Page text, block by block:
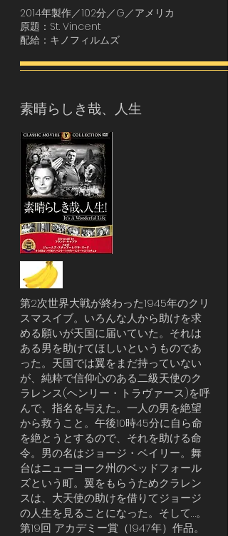
2014年製作／102分／G／アメリカ
原題：St. Vincent
配給：キノフィルムズ
素晴らしき哉、人生
第2次世界大戦が終わった1945年のクリ
スマスイブ。いろんな人から助けを求
める願いが天国に届いていた。それは
ある男を助けてほしいというものであ
った。天国では翼をまだ持っていない
が、純粋で信仰心のある二級天使のク
ラレンス(ヘンリー・トラヴァース)を呼
んで、指名を与えた。一人の男を絶望
から救うこと。午後10時45分に自ら命
を絶とうとするので、それを助ける命
令。男の名はジョージ・ベイリー。舞
台はニューヨーク州のベッドフォール
ズという町。翼をもらうためクラレン
スは、大天使の助けを借りてジョージ
の人生を見ることになった。そして…。
第19回 アカデミー賞（1947年）作品。